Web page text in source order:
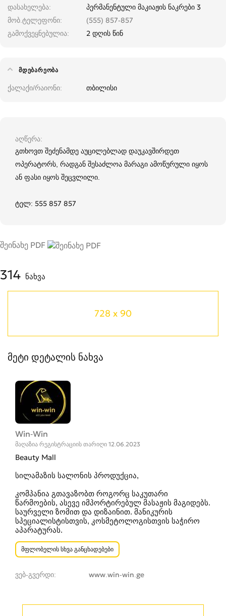
დასახელება
პერმანენტული მაკიაჟის ნაკრები 3
მობ.ტელეფონი
(555) 857-857
გამოქვეყნებულია
2 დღის წინ
ᲛᲓᲔᲑᲐᲠᲔᲝᲑᲐ
ქალაქი/რაიონი თბილისი
აღწერა
გთხოვთ შეძენამდე აუცილებლად დაუკავშირდეთ
ოპერატორს, რადგან შესაძლოა მარაგი ამოწურული იყოს
ან ფასი იყოს შეცვლილი.
ტელ: 555 857 857
შეინახე PDF
314 ნახვა
728 x 90
მეტი დეტალის ნახვა
Win-Win
მაღაზია რეგისტრაციის თარიღი 12.06.2023
Beauty Mall
სილამაზის სალონის პროდუქცია,
კომპანია გთავაზობთ როგორც საკუთარი
წარმოების, ასევე იმპორტირებულ მასაჟის მაგიდებს.
საურველი ზომით და დიზაინით. მანიკურის
სპეციალისტისთვის, კოსმეტოლოგისთვის საჭირო
აპარატურას.
მფლობელის სხვა განცხადებები
ვებ-გვერდი www.win-win.ge